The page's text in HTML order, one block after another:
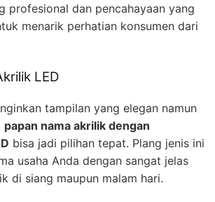
profesional dan pencahayaan yang
menarik perhatian konsumen dari
LED
tampilan yang elegan namun
papan nama akrilik dengan
bisa jadi pilihan tepat. Plang jenis ini
usaha Anda dengan sangat jelas
di siang maupun malam hari.